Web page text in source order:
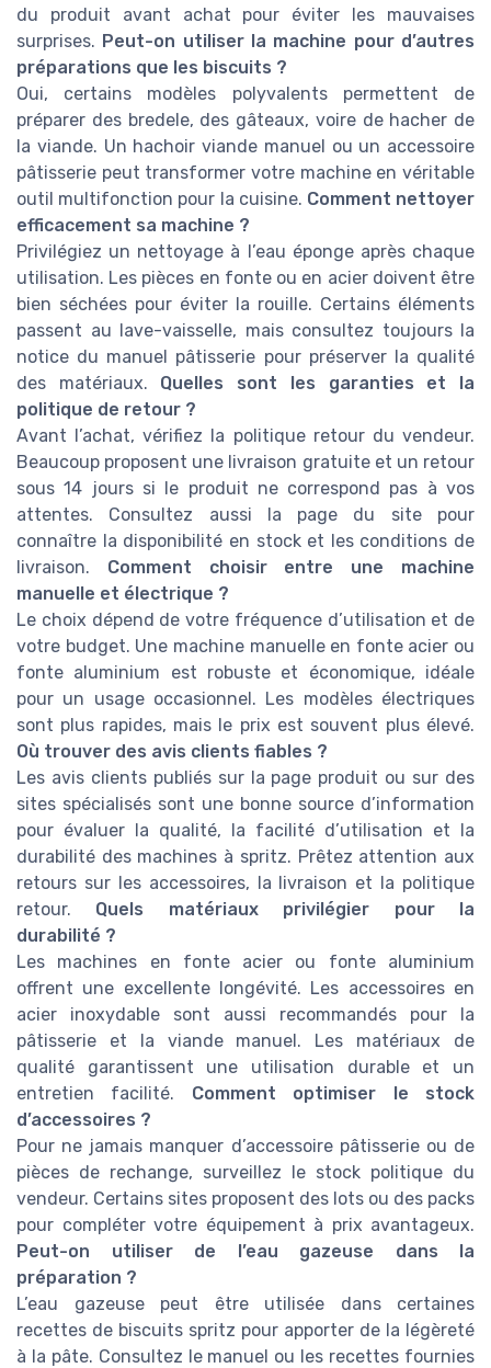
du produit avant achat pour éviter les mauvaises
surprises. Peut-on utiliser la machine pour d’autres
préparations que les biscuits ?
Oui, certains modèles polyvalents permettent de
préparer des bredele, des gâteaux, voire de hacher de
la viande. Un hachoir viande manuel ou un accessoire
pâtisserie peut transformer votre machine en véritable
outil multifonction pour la cuisine. Comment nettoyer
efficacement sa machine ?
Privilégiez un nettoyage à l’eau éponge après chaque
utilisation. Les pièces en fonte ou en acier doivent être
bien séchées pour éviter la rouille. Certains éléments
passent au lave-vaisselle, mais consultez toujours la
notice du manuel pâtisserie pour préserver la qualité
des matériaux. Quelles sont les garanties et la
politique de retour ?
Avant l’achat, vérifiez la politique retour du vendeur.
Beaucoup proposent une livraison gratuite et un retour
sous 14 jours si le produit ne correspond pas à vos
attentes. Consultez aussi la page du site pour
connaître la disponibilité en stock et les conditions de
livraison. Comment choisir entre une machine
manuelle et électrique ?
Le choix dépend de votre fréquence d’utilisation et de
votre budget. Une machine manuelle en fonte acier ou
fonte aluminium est robuste et économique, idéale
pour un usage occasionnel. Les modèles électriques
sont plus rapides, mais le prix est souvent plus élevé.
Où trouver des avis clients fiables ?
Les avis clients publiés sur la page produit ou sur des
sites spécialisés sont une bonne source d’information
pour évaluer la qualité, la facilité d’utilisation et la
durabilité des machines à spritz. Prêtez attention aux
retours sur les accessoires, la livraison et la politique
retour. Quels matériaux privilégier pour la
durabilité ?
Les machines en fonte acier ou fonte aluminium
offrent une excellente longévité. Les accessoires en
acier inoxydable sont aussi recommandés pour la
pâtisserie et la viande manuel. Les matériaux de
qualité garantissent une utilisation durable et un
entretien facilité. Comment optimiser le stock
d’accessoires ?
Pour ne jamais manquer d’accessoire pâtisserie ou de
pièces de rechange, surveillez le stock politique du
vendeur. Certains sites proposent des lots ou des packs
pour compléter votre équipement à prix avantageux.
Peut-on utiliser de l’eau gazeuse dans la
préparation ?
L’eau gazeuse peut être utilisée dans certaines
recettes de biscuits spritz pour apporter de la légèreté
à la pâte. Consultez le manuel ou les recettes fournies